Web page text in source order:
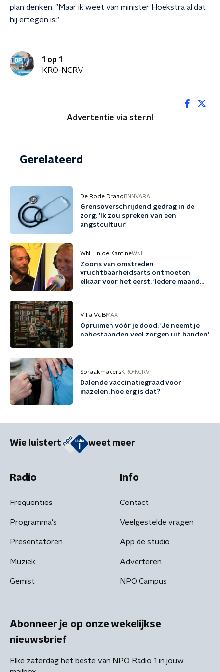
plan denken. "Maar ik weet van minister Hoekstra al dat
hij ertegen is."
1 op 1
KRO-NCRV
Advertentie via ster.nl
Gerelateerd
De Rode Draad BNNVARA
Grensoverschrijdend gedrag in de
zorg: 'Ik zou spreken van een
angstcultuur'
WNL In de KantineWNL
Zoons van omstreden
vruchtbaarheidsarts ontmoeten
elkaar voor het eerst: 'Iedere maand
Villa VdBMAX
Opruimen vóór je dood: 'Je neemt je
nabestaanden veel zorgen uit handen'
SpraakmakersKRO-NCRV
Dalende vaccinatiegraad voor
mazelen: hoe erg is dat?
Wie luistert weet meer
Radio
Frequenties
Programma's
Presentatoren
Muziek
Gemist
Info
Contact
Veelgestelde vragen
App de studio
Adverteren
NPO Campus
Abonneer je op onze wekelijkse
nieuwsbrief
Elke zaterdag het beste van NPO Radio 1 in jouw